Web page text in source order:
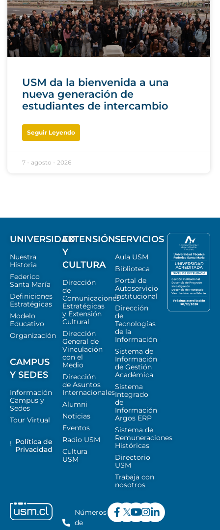
USM da la bienvenida a una
nueva generación de
estudiantes de intercambio
Seguir Leyendo
7 - agosto - 2026
UNIVERSIDAD
Nuestra
Historia
Federico
Santa María
Definiciones
Estratégicas
Modelo
Educativo
Organización
CAMPUS
Y SEDES
Información
Campus y
Sedes
Tour Virtual
Política de
Privacidad
EXTENSIÓN
Y
CULTURA
Dirección
de
Comunicaciones
Estratégicas
y Extensión
Cultural
Dirección
General de
Vinculación
con el
Medio
Dirección
de Asuntos
Internacionales
Alumni
Noticias
Eventos
Radio USM
Cultura
USM
SERVICIOS
Aula USM
Biblioteca
Portal de
Autoservicio
Institucional
Dirección
de
Tecnologías
de la
Información
Sistema de
Información
de Gestión
Académica
Sistema
Integrado
de
Información
Argos ERP
Sistema de
Remuneraciones
Históricas
Directorio
USM
Trabaja con
nosotros
Números
de